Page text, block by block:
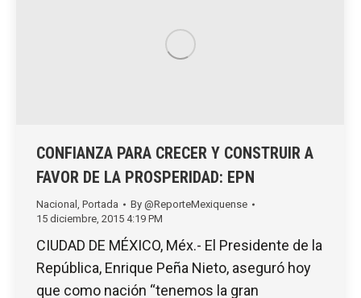
CONFIANZA PARA CRECER Y CONSTRUIR A
FAVOR DE LA PROSPERIDAD: EPN
Nacional , Portada By @ReporteMexiquense
15 diciembre, 2015 4:19 PM
CIUDAD DE MÉXICO, Méx.- El Presidente de la
República, Enrique Peña Nieto, aseguró hoy
que como nación “tenemos la gran